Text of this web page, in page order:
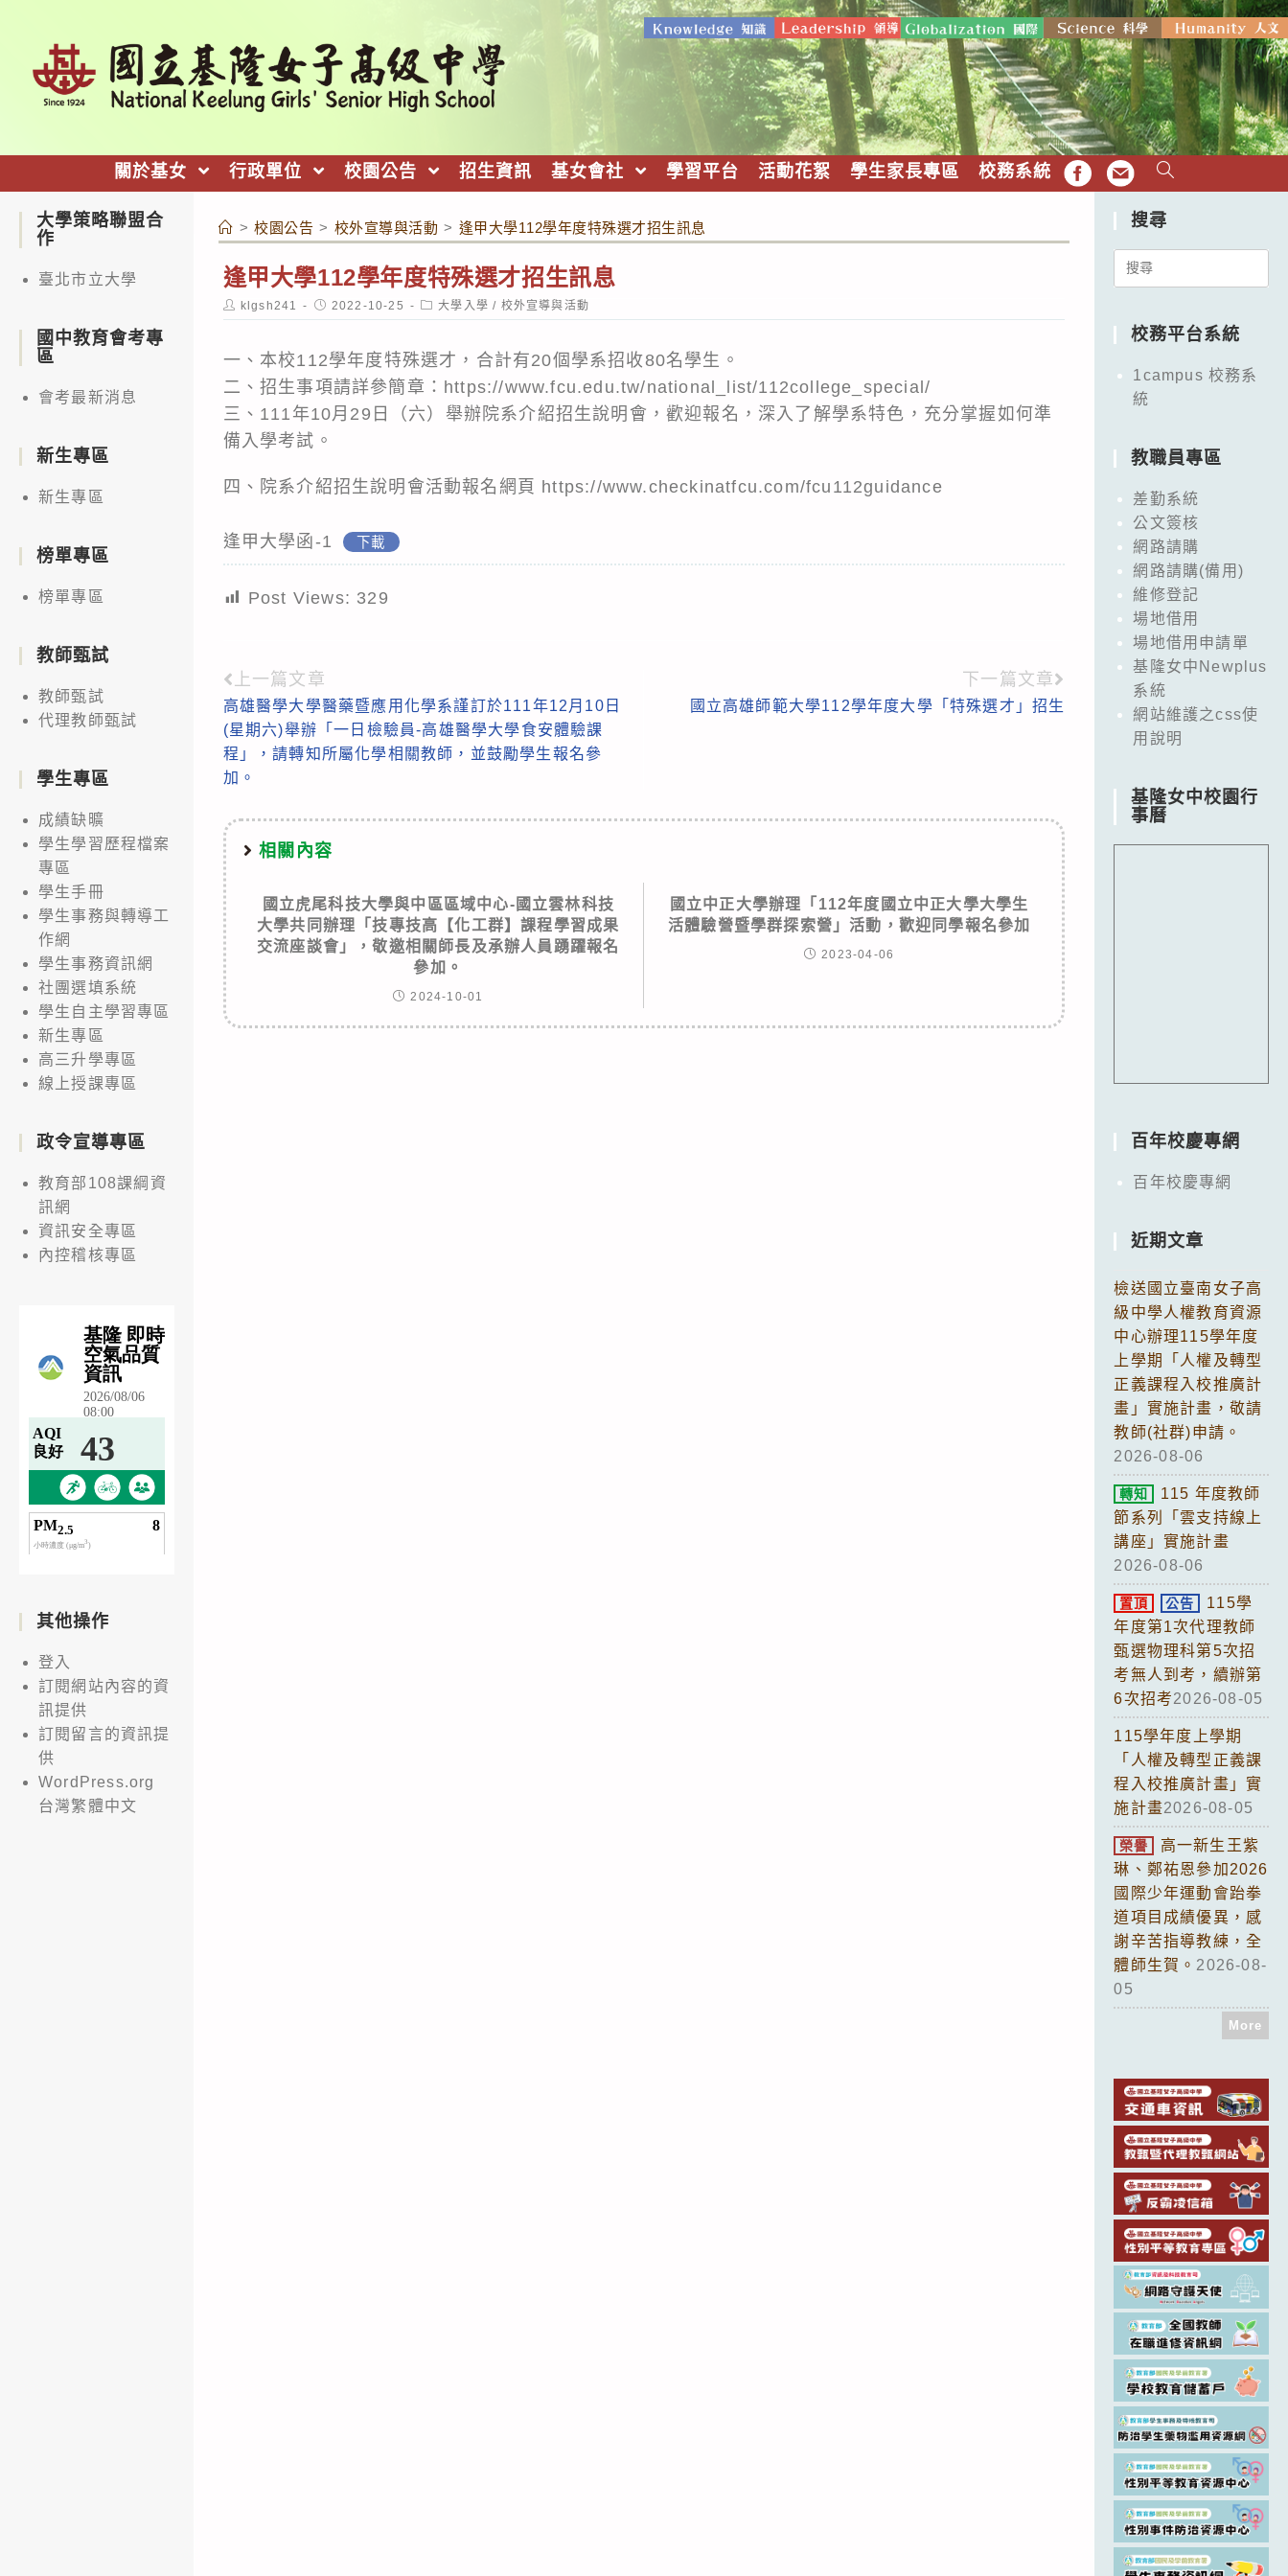
關於基女 行政單位 校園公告 招生資訊 基女會社 學習平台 活動花絮 學生家長專區 校務系統 FB EMAIL
> 校園公告 > 校外宣導與活動 > 逢甲大學112學年度特殊選才招生訊息
逢甲大學112學年度特殊選才招生訊息
Post
author:
klgsh241
Post
published:
2022-10-25
Post
category:
大學入學 / 校外宣導與活動
一、本校112學年度特殊選才，合計有20個學系招收80名學生。
二、招生事項請詳參簡章： https://www.fcu.edu.tw/national_list/112college_special/
三、111年10月29日（六）舉辦院系介紹招生說明會，歡迎報名，深入了解學系特色，充分掌握如何準
備入學考試。
四、院系介紹招生說明會活動報名網頁 https://www.checkinatfcu.com/fcu112guidance
逢甲大學函-1 下載
Post Views: 329
Read
more
articles
上一篇文章
高雄醫學大學醫藥暨應用化學系謹訂於111年12月10日
(星期六)舉辦「一日檢驗員-高雄醫學大學食安體驗課
程」，請轉知所屬化學相關教師，並鼓勵學生報名參
加。
下一篇文章
國立高雄師範大學112學年度大學「特殊選才」招生
相關內容
國立虎尾科技大學與中區區域中心-國立雲林科技
大學共同辦理「技專技高【化工群】課程學習成果
交流座談會」，敬邀相關師長及承辦人員踴躍報名
參加。
2024-10-01
國立中正大學辦理「112年度國立中正大學大學生
活體驗營暨學群探索營」活動，歡迎同學報名參加
2023-04-06
大學策略聯盟合
作
臺北市立大學
國中教育會考專
區
會考最新消息
新生專區
新生專區
榜單專區
榜單專區
教師甄試
教師甄試
代理教師甄試
學生專區
成績缺曠
學生學習歷程檔案
專區
學生手冊
學生事務與轉導工
作網
學生事務資訊網
社團選填系統
學生自主學習專區
新生專區
高三升學專區
線上授課專區
政令宣導專區
教育部108課綱資
訊網
資訊安全專區
內控稽核專區
其他操作
登入
訂閱網站內容的資
訊提供
訂閱留言的資訊提
供
WordPress.org
台灣繁體中文
搜尋
Search
校務平台系統
1campus 校務系
統
教職員專區
差勤系統
公文簽核
網路請購
網路請購(備用)
維修登記
場地借用
場地借用申請單
基隆女中Newplus
系統
網站維護之css使
用說明
基隆女中校園行
事曆
百年校慶專網
百年校慶專網
近期文章
檢送國立臺南女子高
級中學人權教育資源
中心辦理115學年度
上學期「人權及轉型
正義課程入校推廣計
畫」實施計畫，敬請
教師(社群)申請。
2026-08-06
轉知
115 年度教師
節系列「雲支持線上
講座」實施計畫
2026-08-06
置頂 公告
115學
年度第1次代理教師
甄選物理科第5次招
考無人到考，續辦第
6次招考2026-08-05
115學年度上學期
「人權及轉型正義課
程入校推廣計畫」實
施計畫2026-08-05
榮譽
高一新生王紫
琳、鄭祐恩參加2026
國際少年運動會跆拳
道項目成績優異，感
謝辛苦指導教練，全
體師生賀。 2026-08-
05
More